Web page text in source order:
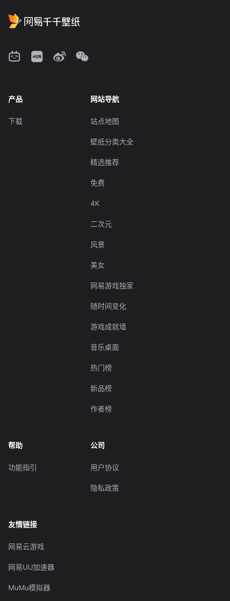
产品
下载
网站导航
站点地图
壁纸分类大全
精选推荐
免费
4K
二次元
风景
美女
网易游戏独家
随时间变化
游戏成就墙
音乐桌面
热门榜
新品榜
作者榜
帮助
功能指引
公司
用户协议
隐私政策
友情链接
网易云游戏
网易UU加速器
MuMu模拟器